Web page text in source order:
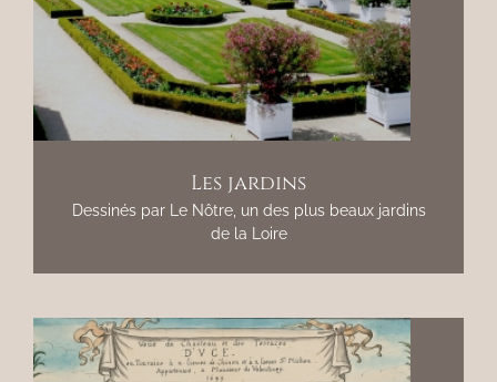
Les jardins
Dessinés par Le Nôtre, un des plus beaux jardins
de la Loire